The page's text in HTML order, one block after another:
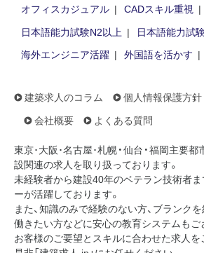
オフィスカジュアル
CADスキル重視
日本語能力試験N2以上
日本語能力試
海外エンジニア活躍
外国語を活かす
建築求人のコラム 個人情報保護方針
会社概要
よくある質問
東京･大阪･名古屋･札幌・仙台・福岡主要
設関連の求人を取り扱っております。
未経験者から建設40年のベテラン技術者ま
ーが活躍しております。
また、知識のみで経験のない方、ブランク
働きたい方などに安心の教育システムもご
お客様のご要望とスキルに合わせた求人を